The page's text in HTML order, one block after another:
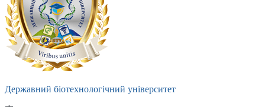
Державний біотехнологічний університет